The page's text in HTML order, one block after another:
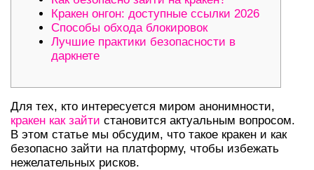
Кракен онгон: доступные ссылки 2026
Способы обхода блокировок
Лучшие практики безопасности в
даркнете
Для тех, кто интересуется миром анонимности,
кракен как зайти становится актуальным вопросом.
В этом статье мы обсудим, что такое кракен и как
безопасно зайти на платформу, чтобы избежать
нежелательных рисков.